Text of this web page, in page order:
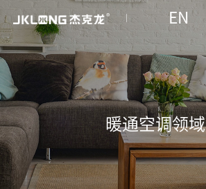
EN
暖通空调领域